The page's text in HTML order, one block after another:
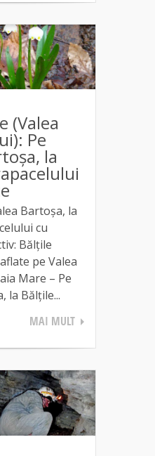
(Valea
Pe
la
Bartoșa, la
cu
Bălțile
pe Valea
Mare – Pe
la Bălțile...
MAI MULT